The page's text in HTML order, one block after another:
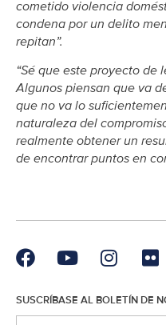
cometido violencia
condena por un delito
repitan”.
“Sé que este proyecto de
Algunos piensan que va
que no va lo
naturaleza del
realmente obtener un
de encontrar puntos en
SUSCRÍBASE AL BOLETÍN DE